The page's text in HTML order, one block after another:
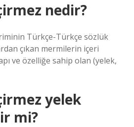
nedir?
Türkçe-Türkçe sözlük
çıkan mermilerin içeri
ve özelliğe sahip olan (yelek,
yelek
mi?